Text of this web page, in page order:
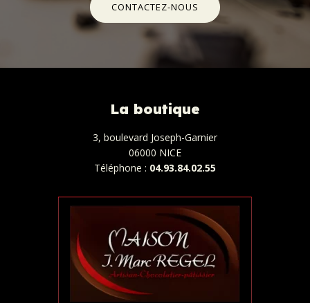
CONTACTEZ-NOUS
La boutique
3, boulevard Joseph-Garnier
06000 NICE
Téléphone : 04.93.84.02.55